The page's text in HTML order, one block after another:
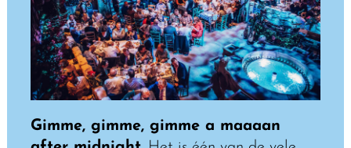
Gimme, gimme, gimme a maaaan